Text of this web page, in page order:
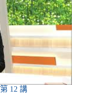
第 12 講